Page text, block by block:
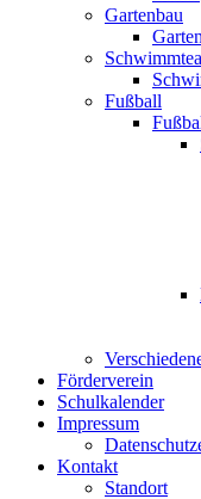
Gartenbau
Fußball
Förderverein
Schulkalender
Impressum
Kontakt
Standort